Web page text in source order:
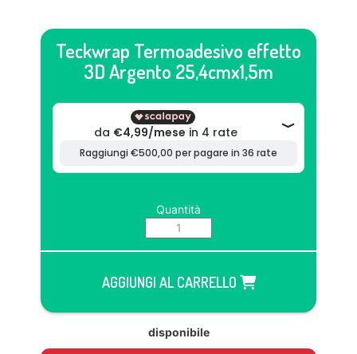
Teckwrap Termoadesivo effetto
3D Argento 25,4cmx1,5m
Quantità
AGGIUNGI AL CARRELLO
disponibile